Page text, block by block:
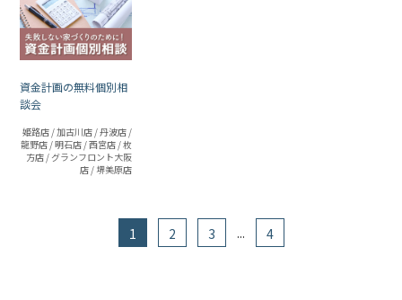
資金計画の無料個別相
談会
姫路店 / 加古川店 / 丹波店 /
龍野店 / 明石店 / 西宮店 / 枚
方店 / グランフロント大阪
店 / 堺美原店
1 2 3 ... 4